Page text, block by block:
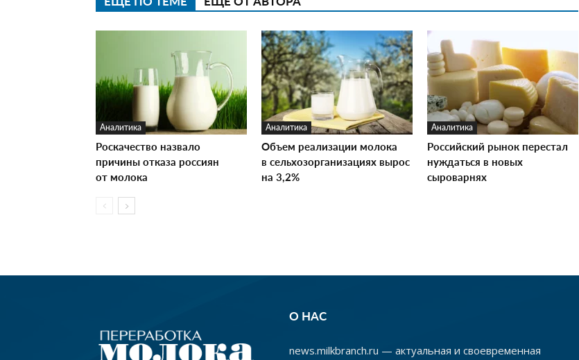
Аналитика
Роскачество назвало
причины отказа россиян
от молока
Аналитика
Объем реализации молока
в сельхозорганизациях вырос
на 3,2%
Аналитика
Российский рынок перестал
нуждаться в новых
сыроварнях
О НАС
news.milkbranch.ru — актуальная и своевременная